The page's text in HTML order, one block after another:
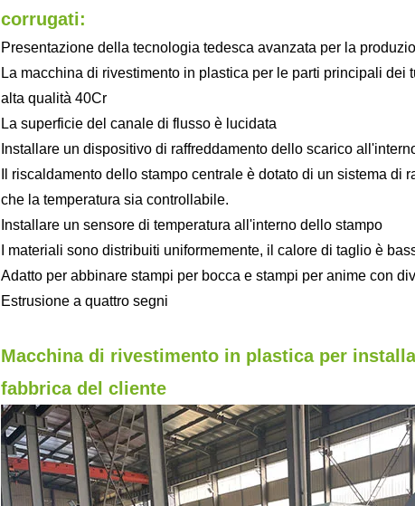
corrugati:
Presentazione della tecnologia tedesca avanzata per la
La macchina di rivestimento in plastica per le parti principali
alta qualità 40Cr
La superficie del canale di flusso è lucidata
Installare un dispositivo di raffreddamento dello scarico
Il riscaldamento dello stampo centrale è dotato di un sistema
che la temperatura sia controllabile.
Installare un sensore di temperatura all'interno dello stampo
I materiali sono distribuiti uniformemente, il calore di taglio è
Adatto per abbinare stampi per bocca e stampi per anime con
Estrusione a quattro segni
Macchina di rivestimento in plastica per
fabbrica del cliente